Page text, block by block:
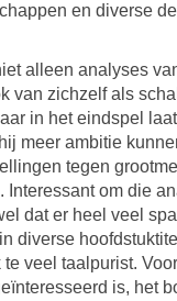
en diverse
alleen analyses
van zichzelf als
in het eindspel
meer ambitie
tegen
Interessant om die
dat er heel veel
diverse
veel taalpurist.
is, het